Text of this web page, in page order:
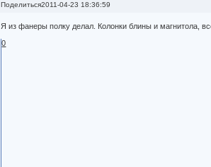
Поделиться2011-04-23 18:36:59
Я из фанеры полку делал. Колонки блины и магнитола,
0